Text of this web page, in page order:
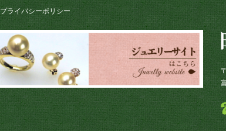
プライバシーポリシー